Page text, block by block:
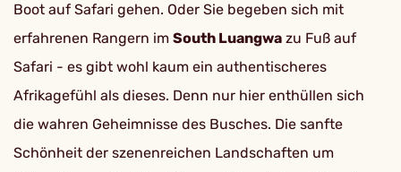
Boot auf Safari gehen. Oder Sie begeben sich mit
erfahrenen Rangern im South Luangwa zu Fuß auf
Safari - es gibt wohl kaum ein authentischeres
Afrikagefühl als dieses. Denn nur hier enthüllen sich
die wahren Geheimnisse des Busches. Die sanfte
Schönheit der szenenreichen Landschaften um